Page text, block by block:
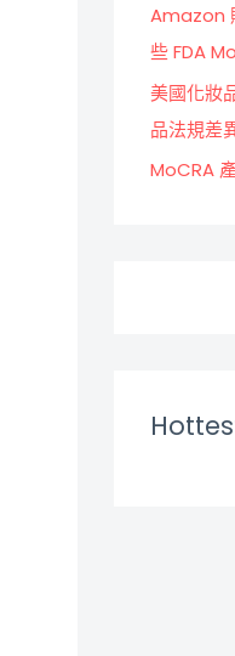
Amazon
些 FDA
美國化妝
品法規差
MoCRA